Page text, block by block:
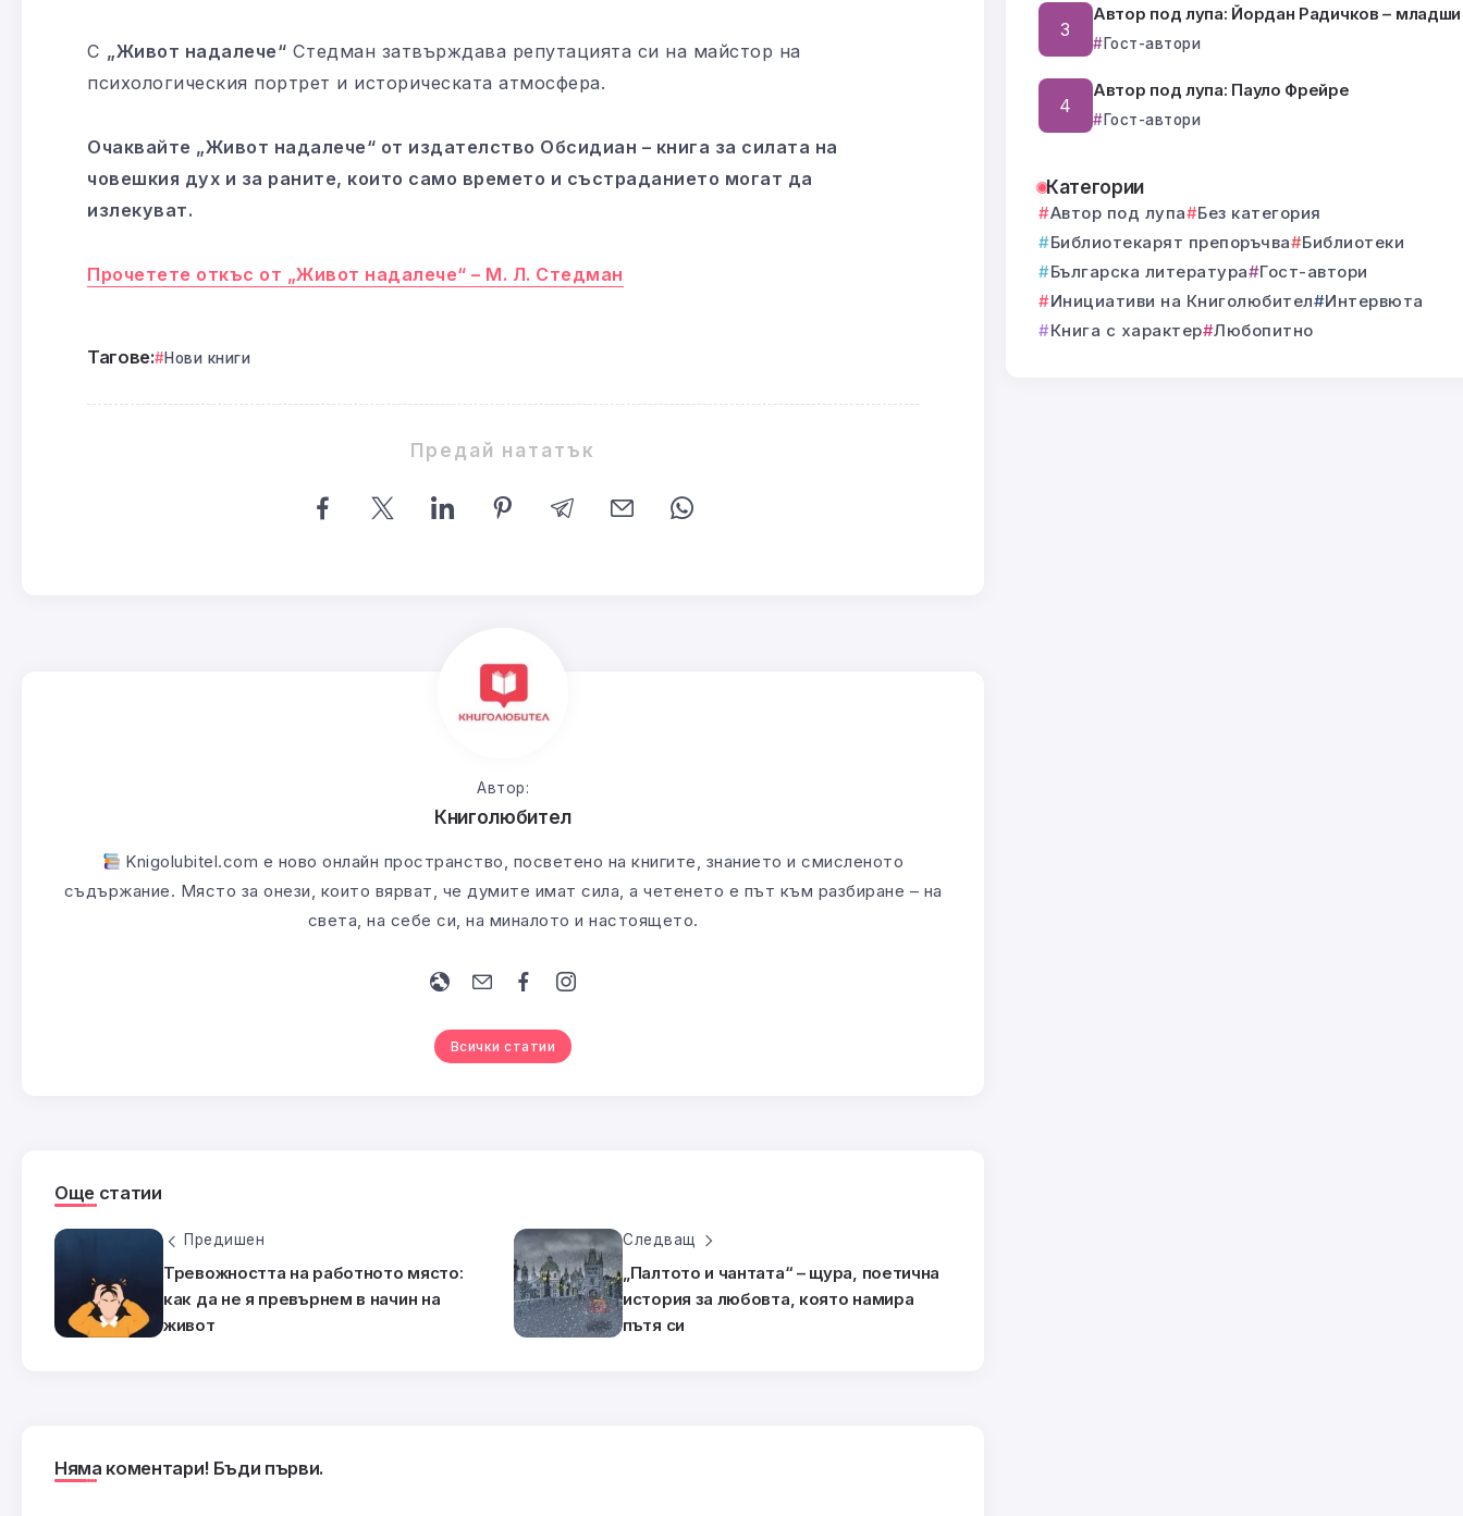
С „Живот надалече“ Стедман затвърждава репутацията си на майстор на
психологическия портрет и историческата атмосфера.
Очаквайте „Живот надалече“ от издателство Обсидиан – книга за силата на
човешкия дух и за раните, които само времето и състраданието могат да
излекуват.
Прочетете откъс от „Живот надалече“ – М. Л. Стедман
Тагове: Нови книги
Предай нататък
Автор:
Книголюбител
Knigolubitel.com е ново онлайн пространство, посветено на книгите, знанието и смисленото
съдържание. Място за онези, които вярват, че думите имат сила, а четенето е път към разбиране – на
света, на себе си, на миналото и настоящето.
Всички статии
Още статии
Предишен
Тревожността на работното място:
как да не я превърнем в начин на
живот
Следващ
„Палтото и чантата“ – щура, поетична
история за любовта, която намира
пътя си
Няма коментари! Бъди първи.
Автор под лупа: Йордан Радичков – младши
Гост-автори
Автор под лупа: Пауло Фрейре
Гост-автори
Категории
Автор под лупа
Без категория
Библиотекарят препоръчва
Библиотеки
Българска литература
Гост-автори
Инициативи на Книголюбител
Интервюта
Книга с характер Любопитно